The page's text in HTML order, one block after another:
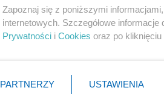
NATO
KO
Zapoznaj się z poniższymi
internetowych. Szczegółowe
Prywatności i Cookies oraz po kliknięciu
PARTNERZY USTAWIENIA